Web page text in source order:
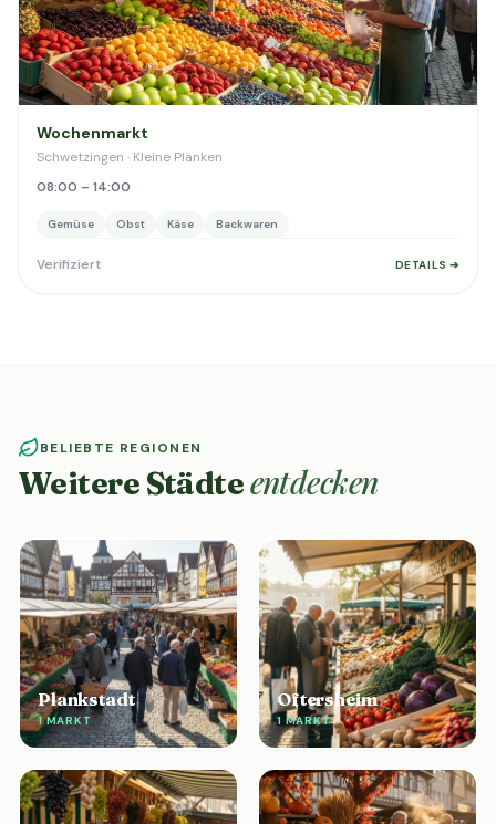
Wochenmarkt
Schwetzingen · Kleine Planken
08:00 – 14:00
Gemüse Obst Käse Backwaren
Verifiziert DETAILS ➔
BELIEBTE REGIONEN
Weitere Städteentdecken
Plankstadt
1 MARKT
Oftersheim
1 MARKT